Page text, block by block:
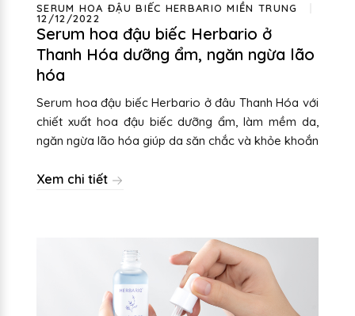
SERUM HOA ĐẬU BIẾC HERBARIO MIỀN TRUNG
12/12/2022
Serum hoa đậu biếc Herbario ở
Thanh Hóa dưỡng ẩm, ngăn ngừa lão
hóa
Serum hoa đậu biếc Herbario ở đâu Thanh Hóa với
chiết xuất hoa đậu biếc dưỡng ẩm, làm mềm da,
ngăn ngừa lão hóa giúp da săn chắc và khỏe khoắn
Xem chi tiết